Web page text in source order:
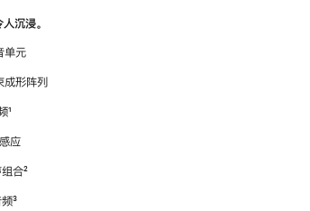
沉浸。
单元
成形阵列
脚
¹
应
合脚
²
频脚
³